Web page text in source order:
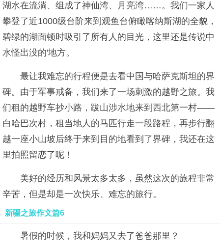
湖水在流淌、组成了神仙湾、月亮湾……。我们一家人
攀登了近1000级台阶来到观鱼台俯瞰喀纳斯湖的全貌，
碧绿的湖面顿时吸引了所有人的目光，这里还是传说中
水怪出没的'地方。
最让我难忘的行程便是去看中国与哈萨克斯坦的界
碑。由于军事戒备，我们来了一场刺激的越野之旅。我
们租的越野车抄小路，跋山涉水地来到西北第一村——
白哈巴次村，租当地人的马匹行走一段路程，再步行翻
越一座小山坡后终于来到目的地看到了界碑，我还在这
里拍照留恋了呢！
美好的经历和风景太多太多，虽然这次的旅程非常
辛苦，但是却是一次快乐、难忘的旅行。
新疆之旅作文篇6
暑假的时候，我和妈妈又去了爸爸那里？